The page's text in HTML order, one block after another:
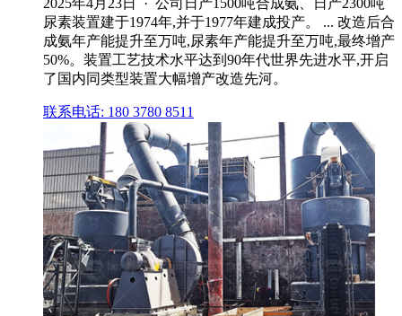
2025年4月23日 · 公司日产1500吨合成氨、日产2300吨
尿素装置建于1974年,并于1977年建成投产。 ... 改造后合
成氨年产能提升至万吨,尿素年产能提升至万吨,最终增产
50%。装置工艺技术水平达到90年代世界先进水平,开启
了国内同类型装置大幅增产改造先河。
联系电话: 180 3780 8511